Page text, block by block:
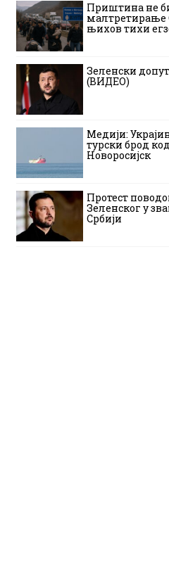
Приштина не
малтретирање
њихов тихи
Зеленски
(ВИДЕО)
Медији:
турски брод
Новоросијск
Протест
Зеленског у
Србији